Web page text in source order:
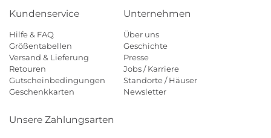
Kundenservice
Hilfe & FAQ
Größentabellen
Versand & Lieferung
Retouren
Gutscheinbedingungen
Geschenkkarten
Unternehmen
Über uns
Geschichte
Presse
Jobs / Karriere
Standorte / Häuser
Newsletter
Unsere Zahlungsarten